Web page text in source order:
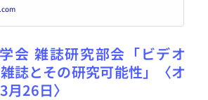
会 雑誌研究部会「ビデオ
誌とその研究可能性」〈オ
月26日〉